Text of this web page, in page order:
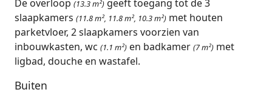
De overloop (13.3 m²) geeft toegang tot de 3
slaapkamers (11.8 m², 11.8 m², 10.3 m²) met houten
parketvloer, 2 slaapkamers voorzien van
inbouwkasten, wc (1.1 m²) en badkamer (7 m²) met
ligbad, douche en wastafel.
Buiten